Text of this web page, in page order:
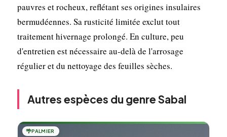
pauvres et rocheux, reflétant ses origines insulaires
bermudéennes. Sa rusticité limitée exclut tout
traitement hivernage prolongé. En culture, peu
d'entretien est nécessaire au-delà de l'arrosage
régulier et du nettoyage des feuilles sèches.
Autres espèces du genre Sabal
🌴PALMIER